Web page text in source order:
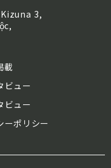
3,
載
ビュー
ビュー
ーポリシー